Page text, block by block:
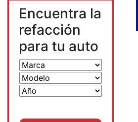
Encuentra la
refacción
para tu auto